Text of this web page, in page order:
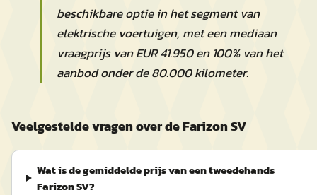
beschikbare optie in het segment van
elektrische voertuigen, met een mediaan
vraagprijs van EUR 41.950 en 100% van het
aanbod onder de 80.000 kilometer.
Veelgestelde vragen over de Farizon SV
Wat is de gemiddelde prijs van een tweedehands
Farizon SV?